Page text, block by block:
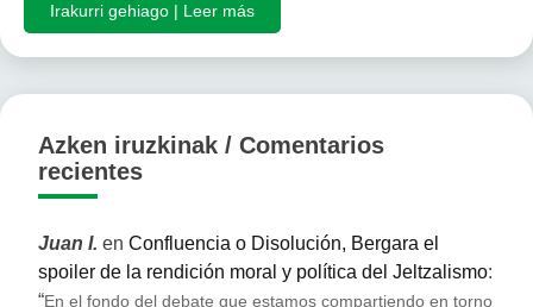
Irakurri gehiago | Leer más
Azken iruzkinak / Comentarios
recientes
Juan I. en Confluencia o Disolución, Bergara el
spoiler de la rendición moral y política del Jeltzalismo:
“En el fondo del debate que estamos compartiendo en torno